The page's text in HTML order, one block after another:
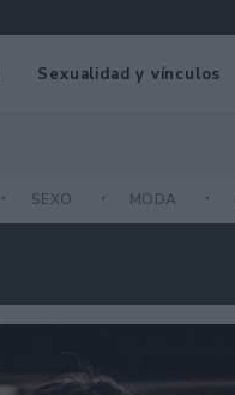
Sexualidad y vínculos
SEXO MODA